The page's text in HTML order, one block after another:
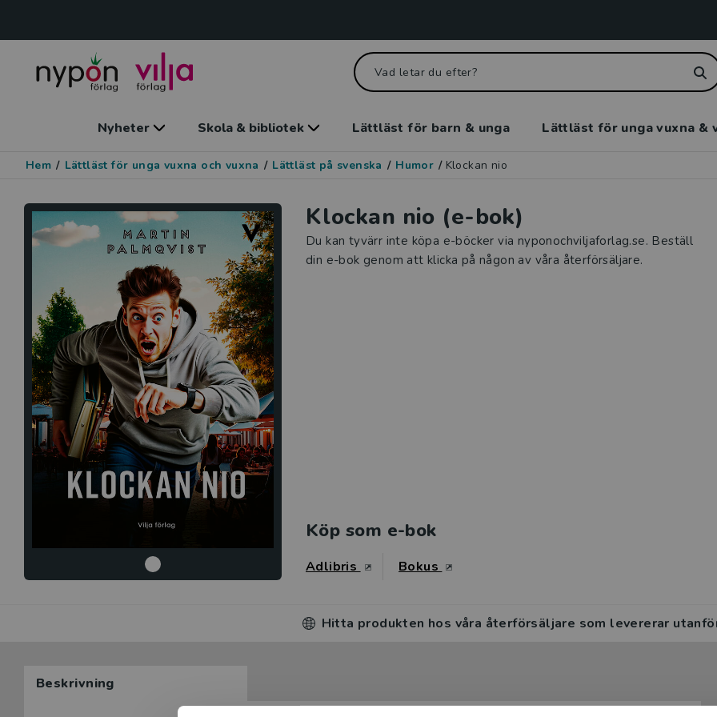
Nyheter Skola & bibliotek Lättläst för barn & unga Lättläst för unga vuxna &
Hem / Lättläst för unga vuxna och vuxna / Lättläst på svenska / Humor / Klockan nio
Klockan nio (e-bok)
Du kan tyvärr inte köpa e-böcker via nyponochviljaforlag.se. Beställ
din e-bok genom att klicka på någon av våra återförsäljare.
Köp som e-bok
Adlibris Bokus
Hitta produkten hos våra återförsäljare som levererar
Beskrivning